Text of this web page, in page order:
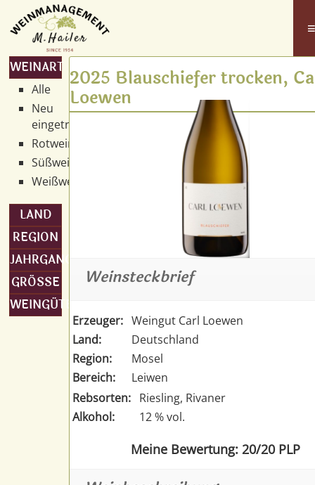
≡
WEINART
Alle
Neu
eingetroffen
Rotwein
Süßwein
Weißwein
LAND
REGION
JAHRGANG
GRÖSSE
WEINGÜTER
2025 Blauschiefer trocken,
Loewen
Weinsteckbrief
Erzeuger: Weingut Carl Loewen
Land:
Deutschland
Region:
Mosel
Bereich:
Leiwen
Rebsorten: Riesling, Rivaner
Alkohol:
12 % vol.
Meine Bewertung: 20/20 PLP